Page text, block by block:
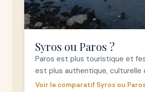
Syros ou Paros ?
Paros est plus touristique et
est plus authentique, culturelle
Voir le comparatif Syros ou